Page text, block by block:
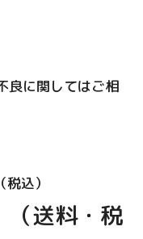
良に関してはご相
込）
（送料・税